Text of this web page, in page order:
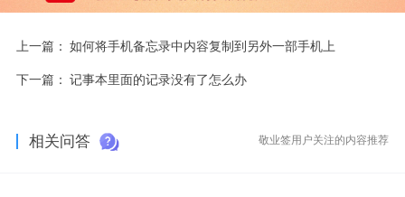
上一篇： 如何将手机备忘录中内容复制到另外一部手机上
下一篇： 记事本里面的记录没有了怎么办
相关问答 敬业签用户关注的内容推荐